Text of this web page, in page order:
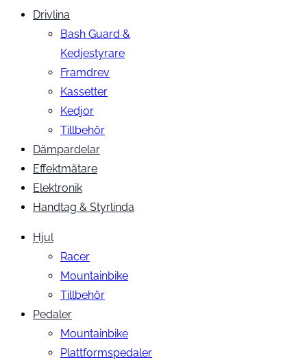
Drivlina
Bash Guard &
Kedjestyrare
Framdrev
Kassetter
Kedjor
Tillbehör
Dämpardelar
Effektmätare
Elektronik
Handtag & Styrlinda
Hjul
Racer
Mountainbike
Tillbehör
Pedaler
Mountainbike
Plattformspedaler